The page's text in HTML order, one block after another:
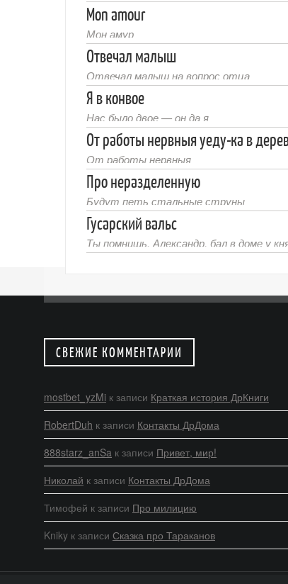
Mon amour
Мон амур
Отвечал малыш
Отвечал малыш на вопрос отца
Я в конвое
Нас было двое — он да я
От работы нервныя уеду-ка в
От работы нервныя
Про неразделенную
Будут петь стальные струны
Гусарский вальс
Ты помнишь, Александр, бал в доме у
СВЕЖИЕ КОММЕНТАРИИ
mostbet_yzMi к записи Краткая история ДрКниги
RobertDuh к записи Контакты ДрДома
888starz_anSa к записи Привет, мир!
Николай к записи Контакты ДрДома
Тимофей к записи Про милицию
Kniky к записи Сказка про Тараканов